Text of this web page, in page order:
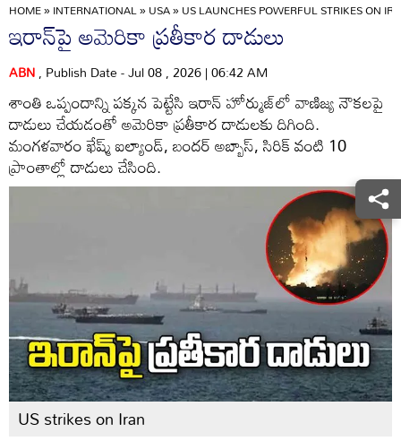
HOME»INTERNATIONAL»USA»US LAUNCHES POWERFUL STRIKES ON
ఇరాన్‌పై అమెరికా ప్రతీకార దాడులు
ABN, Publish Date - Jul 08 , 2026 | 06:42 AM
శాంతి ఒప్పందాన్ని పక్కన పెట్టేసి ఇరాన్ హోర్ముజ్‌లో వాణిజ్య నౌకలపై
దాడులు చేయడంతో అమెరికా ప్రతీకార దాడులకు దిగింది.
మంగళవారం ఖేష్మ్‌ ఐల్యాండ్‌, బందర్‌ అబ్బాస్‌, సిరిక్‌ వంటి 10
ప్రాంతాల్లో దాడులు చేసింది.
US strikes on Iran